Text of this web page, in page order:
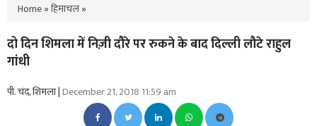
Home»हिमाचल»
दो दिन शिमला में निज़ी दौरे पर रुकने के बाद दिल्ली लौटे राहुल
गांधी
पी. चंद, शिमला |December 21, 2018 11:59 am